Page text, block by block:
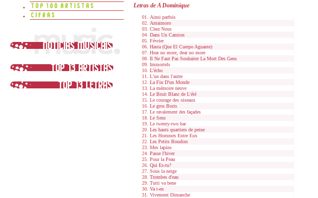
Letras de A Dominique
Ainsi parfois
Antaimoro
Chez Nous
Dans Un Camion
Février
Hasta (Que El Cuerpo Aguante)
Hear no more, dear no more
Il Ne Faut Pas Souhaiter La Mort Des Gens
Immortels
L'écho
L'un dans l'autre
La Fin D'un Monde
La mémoire neuve
Le Bruit Blanc de L'été
Le courage des oiseaux
Le gros Boris
Le ravalement des façades
Le Sens
Le twenty-two bar
Les hauts quartiers de peine
Les Hommes Entre Eux
Les Petits Boudins
Mes lapins
Passe l'hiver
Pour la Peau
Qui Es-tu?
Sous la neige
Trombes d'eau
Tutti va bene
Va t-en
Vivement Dimanche